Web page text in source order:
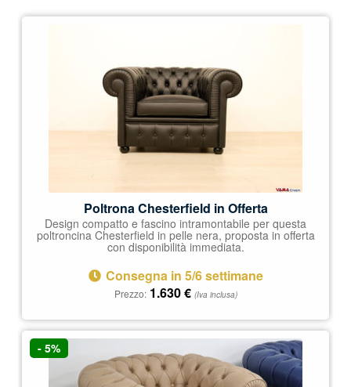
Poltrona Chesterfield in Offerta
Design compatto e fascino intramontabile per questa
poltroncina Chesterfield in pelle nera, proposta in offerta
con disponibilità immediata.
Consegna in 5/6 settimane
Prezzo: 1.630€ (Iva inclusa)
- 5%